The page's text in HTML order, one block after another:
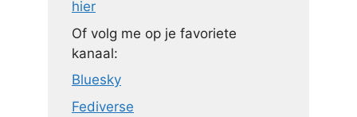
hier
Of volg me op je favoriete
kanaal:
Bluesky
Fediverse